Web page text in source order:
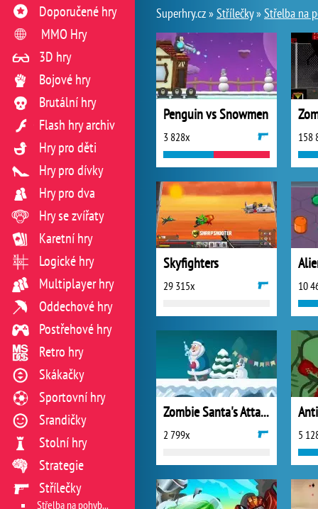
Superhry.cz »Střílečky»Střelba na
Penguin vs Snowmen
3 828x 158
Skyfighters
29 315x 10
Zombie Santa's Attack
2 799x 5
Doporučené hry
MMO Hry
3D hry
Bojové hry
Brutální hry
Flash hry archiv
Hry pro děti
Hry pro dívky
Hry pro dva
Hry se zvířaty
Karetní hry
Logické hry
Multiplayer hry
Oddechové hry
Postřehové hry
Retro hry
Skákačky
Sportovní hry
Srandičky
Stolní hry
Strategie
Střílečky
Střelba na pohyblivý cíl